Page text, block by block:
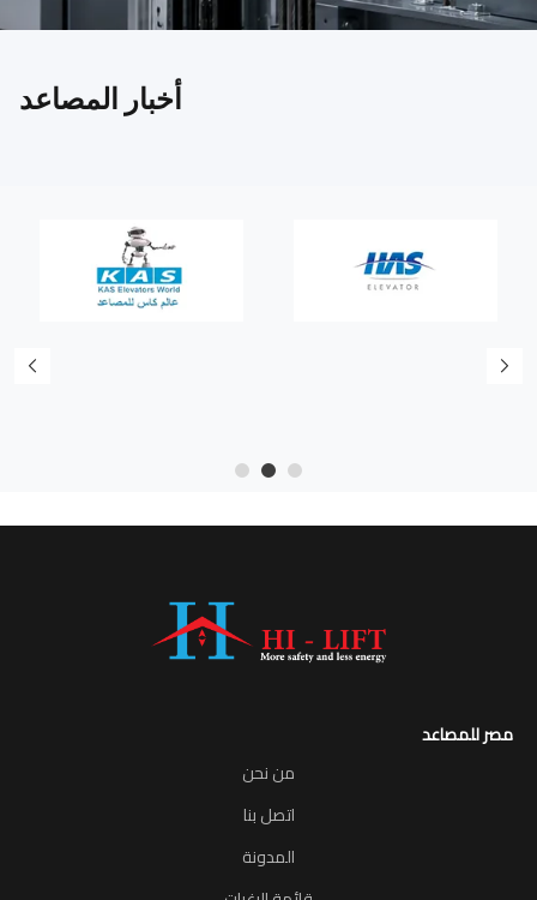
أخبار المصاعد
مصر للمصاعد
من نحن
اتصل بنا
المدونة